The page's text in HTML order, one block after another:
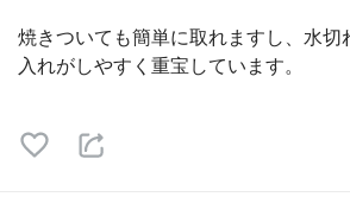
焼きついても簡単に取れますし、水切
入れがしやすく重宝しています。